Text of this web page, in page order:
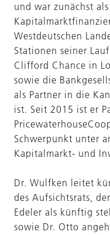
und war zunächst
Westdeutschen
Stationen seiner
Clifford Chance in
sowie die
als Partner in die
ist. Seit 2015 ist er
Schwerpunkt unter
Kapitalmarkt- und
Dr. Wulfken leitet
des Aufsichtsrats,
Edeler als künftig
sowie Dr. Otto